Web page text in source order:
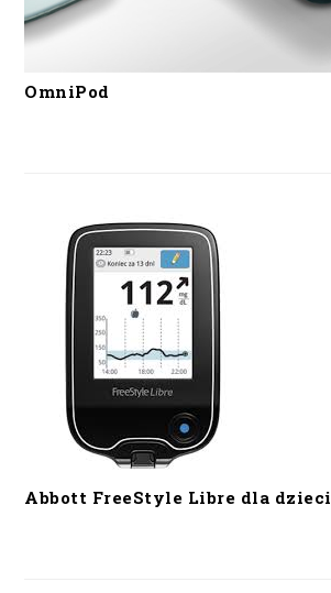
OmniPod
Abbott FreeStyle Libre dla dzieci